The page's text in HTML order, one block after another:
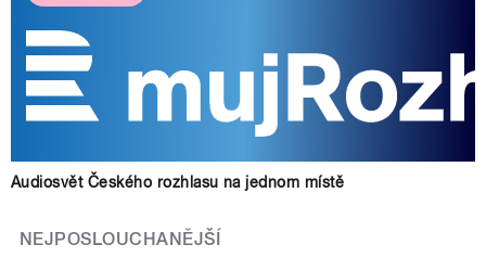
Audiosvět Českého rozhlasu na jednom místě
NEJPOSLOUCHANĚJŠÍ